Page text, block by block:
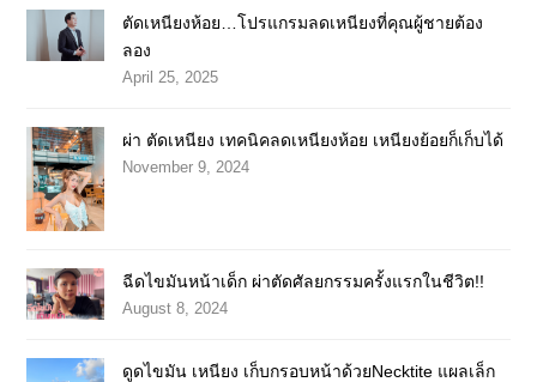
ตัดเหนียงห้อย…โปรแกรมลดเหนียงที่คุณผู้ชายต้อง
ลอง
April 25, 2025
ผ่า ตัดเหนียง เทคนิคลดเหนียงห้อย เหนียงย้อยก็เก็บได้
November 9, 2024
ฉีดไขมันหน้าเด็ก ผ่าตัดศัลยกรรมครั้งแรกในชีวิต!!
August 8, 2024
ดูดไขมัน เหนียง เก็บกรอบหน้าด้วยNecktite แผลเล็ก